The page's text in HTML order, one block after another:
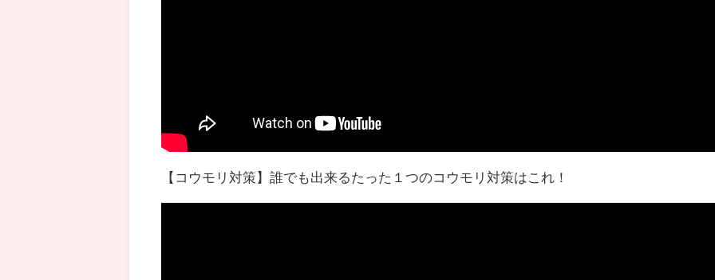
【コウモリ対策】誰でも出来るたった１つのコウモリ対策はこれ！